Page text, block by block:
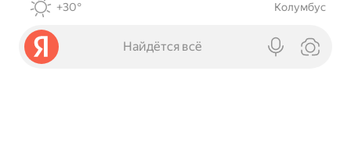
+30° Колумбус
Найдётся всё